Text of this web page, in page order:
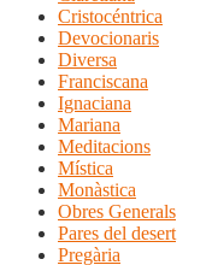
Cristocéntrica
Devocionaris
Diversa
Franciscana
Ignaciana
Mariana
Meditacions
Mística
Monàstica
Obres Generals
Pares del desert
Pregària